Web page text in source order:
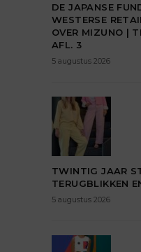
DE JAPANSE
WESTERSE
OVER MIZUNO |
AFL. 3
5 augustus 2026
TWINTIG JAAR
TERUGBLIKKEN
5 augustus 2026